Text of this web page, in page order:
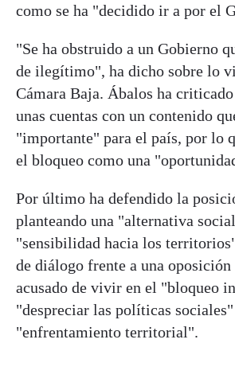
como se ha "decidido ir a por el
"Se ha obstruido a un Gobierno
de ilegítimo", ha dicho sobre lo
Cámara Baja. Ábalos ha criticado
unas cuentas con un contenido
"importante" para el país, por lo
el bloqueo como una
Por último ha defendido la
planteando una "alternativa
"sensibilidad hacia los
de diálogo frente a una oposición
acusado de vivir en el "bloqueo
"despreciar las políticas
"enfrentamiento territorial".